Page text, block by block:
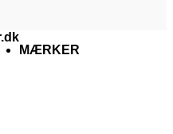
MÆRKER